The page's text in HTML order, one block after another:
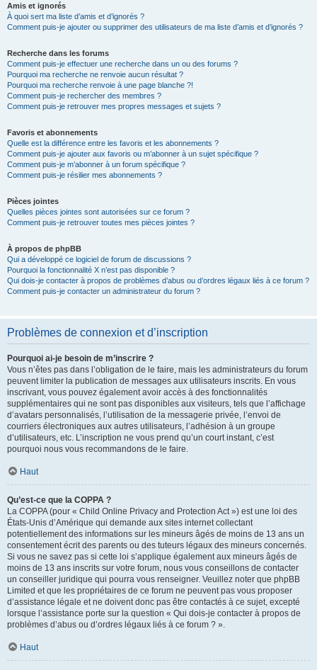
Amis et ignorés
À quoi sert ma liste d’amis et d’ignorés ?
Comment puis-je ajouter ou supprimer des utilisateurs de ma liste d’amis et d’ignorés ?
Recherche dans les forums
Comment puis-je effectuer une recherche dans un ou des forums ?
Pourquoi ma recherche ne renvoie aucun résultat ?
Pourquoi ma recherche renvoie à une page blanche ?!
Comment puis-je rechercher des membres ?
Comment puis-je retrouver mes propres messages et sujets ?
Favoris et abonnements
Quelle est la différence entre les favoris et les abonnements ?
Comment puis-je ajouter aux favoris ou m’abonner à un sujet spécifique ?
Comment puis-je m’abonner à un forum spécifique ?
Comment puis-je résilier mes abonnements ?
Pièces jointes
Quelles pièces jointes sont autorisées sur ce forum ?
Comment puis-je retrouver toutes mes pièces jointes ?
À propos de phpBB
Qui a développé ce logiciel de forum de discussions ?
Pourquoi la fonctionnalité X n’est pas disponible ?
Qui dois-je contacter à propos de problèmes d’abus ou d’ordres légaux liés à ce forum ?
Comment puis-je contacter un administrateur du forum ?
Problèmes de connexion et d’inscription
Pourquoi ai-je besoin de m’inscrire ?
Vous n’êtes pas dans l’obligation de le faire, mais les administrateurs du forum
peuvent limiter la publication de messages aux utilisateurs inscrits. En vous
inscrivant, vous pouvez également avoir accès à des fonctionnalités
supplémentaires qui ne sont pas disponibles aux visiteurs, tels que l’affichage
d’avatars personnalisés, l’utilisation de la messagerie privée, l’envoi de
courriers électroniques aux autres utilisateurs, l’adhésion à un groupe
d’utilisateurs, etc. L’inscription ne vous prend qu’un court instant, c’est
pourquoi nous vous recommandons de le faire.
Haut
Qu’est-ce que la COPPA ?
La COPPA (pour « Child Online Privacy and Protection Act ») est une loi des
États-Unis d’Amérique qui demande aux sites internet collectant
potentiellement des informations sur les mineurs âgés de moins de 13 ans un
consentement écrit des parents ou des tuteurs légaux des mineurs concernés.
Si vous ne savez pas si cette loi s’applique également aux mineurs âgés de
moins de 13 ans inscrits sur votre forum, nous vous conseillons de contacter
un conseiller juridique qui pourra vous renseigner. Veuillez noter que phpBB
Limited et que les propriétaires de ce forum ne peuvent pas vous proposer
d’assistance légale et ne doivent donc pas être contactés à ce sujet, excepté
lorsque l’assistance porte sur la question « Qui dois-je contacter à propos de
problèmes d’abus ou d’ordres légaux liés à ce forum ? ».
Haut